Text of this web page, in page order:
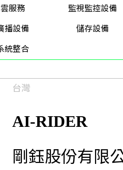
雲服務 監視監控設備
播設備
儲存設備
統整合
台灣
AI-RIDER
剛鈺股份有限